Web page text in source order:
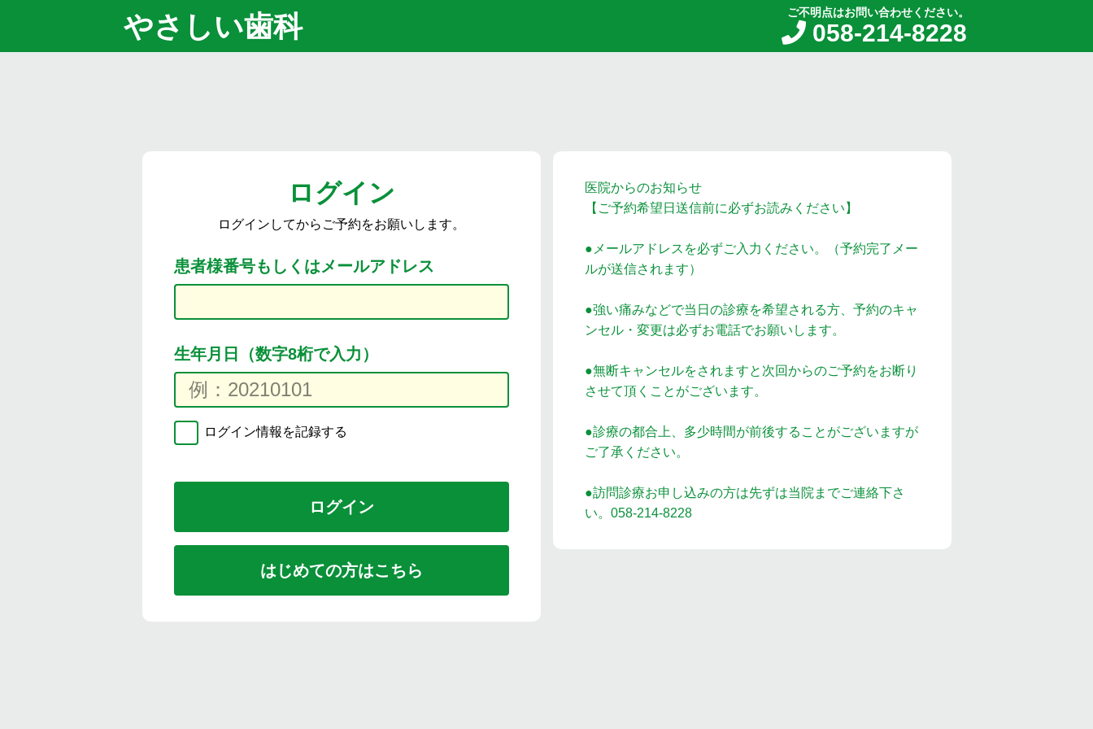
やさしい歯科 ご不明点はお問い合わせください。
058-214-8228
医院からのお知らせ
【ご予約希望日送信前に必ずお読みください】
●メールアドレスを必ずご入力ください。（予約完了メー
ルが送信されます）
●強い痛みなどで当日の診療を希望される方、予約のキャ
ンセル・変更は必ずお電話でお願いします。
●無断キャンセルをされますと次回からのご予約をお断り
させて頂くことがございます。
●診療の都合上、多少時間が前後することがございますが
ご了承ください。
●訪問診療お申し込みの方は先ずは当院までご連絡下さ
い。058-214-8228
ログイン
ログインしてからご予約をお願いします。
患者様番号もしくはメールアドレス
生年月日（数字8桁で入力）
ログイン情報を記録する
はじめての方はこちら